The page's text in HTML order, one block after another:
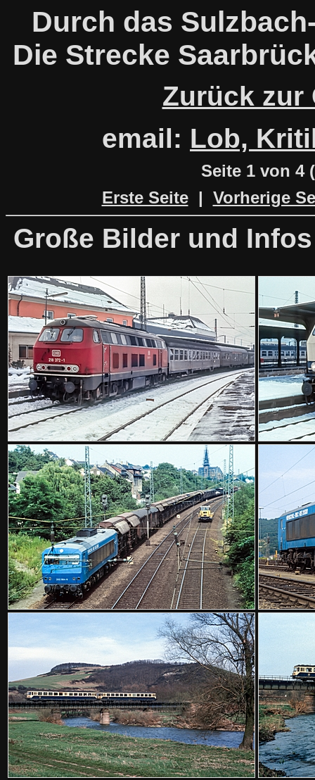
Durch das
Die Strecke
Zurück zur
email: Lob,
Seite 1 von 4
Erste Seite| Vorherige
Große Bilder und